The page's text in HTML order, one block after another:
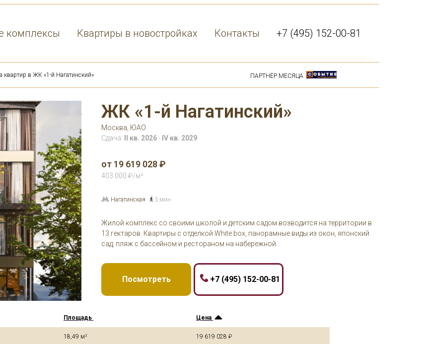
комплексы Квартиры в новостройках Контакты +7 (495) 152-00-81
квартир в ЖК «1-й Нагатинский» ПАРТНЁР МЕСЯЦА
ЖК «1-й Нагатинский»
Москва, ЮАО
Сдача:
II кв. 2026- IV кв. 2029
от 19 619 028 ₽
403 000 ₽/м²
Нагатинская 3 мин
Жилой комплекс со своими школой и детским садом возводится на территории в
13 гектаров. Квартиры с отделкой White box, панорамные виды из окон, японский
сад, пляж с бассейном и рестораном на набережной.
Посмотреть +7 (495) 152-00-81
Площадь Цена
18,49 м² 19 619 028 ₽